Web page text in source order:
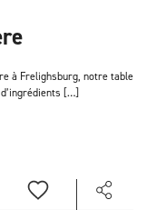
à Frelighsburg, notre table
[…]